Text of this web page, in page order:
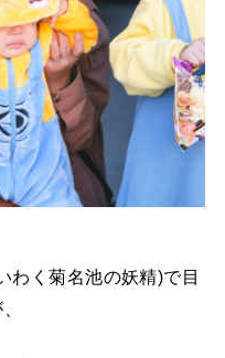
わく菊名池の妖精)で目